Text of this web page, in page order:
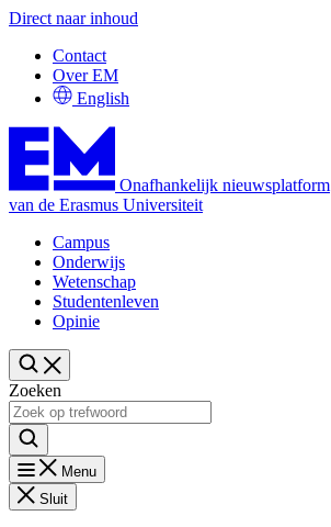
Direct naar inhoud
Contact
Over EM
English
Onafhankelijk nieuwsplatform
van de Erasmus Universiteit
Campus
Onderwijs
Wetenschap
Studentenleven
Opinie
Zoeken
Menu
Sluit